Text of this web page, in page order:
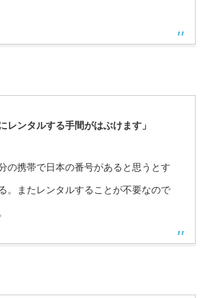
レンタルする手間がはぶけます」
の携帯で日本の番号があると思うとす
。またレンタルすることが不要なので